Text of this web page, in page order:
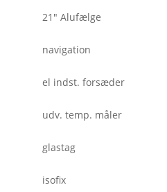
21" Alufælge
navigation
el indst. forsæder
udv. temp. måler
glastag
isofix